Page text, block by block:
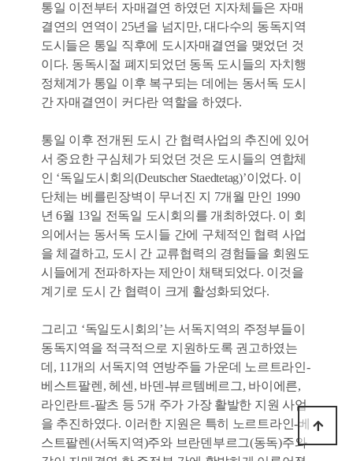
통일 이전부터 자매결연 하였던 지자체들은 자매
결연의 연역이 25년을 넘지만, 대다수의 동독지역
도시들은 통일 직후에 도시자매결연을 맺었던 것
이다. 동독시절 폐지되었던 동독 도시들의 자치행
정체계가 통일 이후 복구되는 데에는 동서독 도시
간 자매결연이 커다란 역할을 하였다.
통일 이후 전개된 도시 간 협력사업의 추진에 있어
서 중요한 구심체가 되었던 것은 도시들의 연합체
인 ‘독일도시회의(Deutscher Staedtetag)’이었다. 이
단체는 베를린장벽이 무너진 지 7개월 만인 1990
년 6월 13일 전독일 도시회의를 개최하였다. 이 회
의에서는 동서독 도시들 간에 구체적인 협력 사업
을 체결하고, 도시 간 교류협력의 경험들을 회원도
시들에게 전파하자는 제안이 채택되었다. 이것을
계기로 도시 간 협력이 크게 활성화되었다.
그리고 ‘독일도시회의’는 서독지역의 주정부들이
동독지역을 적극적으로 지원하도록 권고하였는
데, 11개의 서독지역 연방주들 가운데 노르트라인-
베스트팔렌, 헤센, 바덴-뷰르템베르그, 바이에른,
라인란트-팔츠 등 5개 주가 가장 활발한 지원 사업
을 추진하였다. 이러한 지원은 특히 노르트라인-베
스트팔렌(서독지역)주와 브란덴부르그(동독)주와